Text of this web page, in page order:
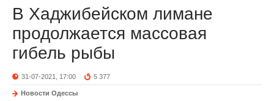
В Хаджибейском лимане
продолжается массовая
гибель рыбы
31-07-2021, 17:00 5 377
Новости Одессы